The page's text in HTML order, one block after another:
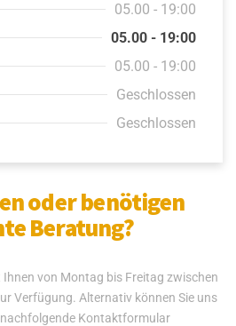
05.00 - 19:00
05.00 - 19:00
05.00 - 19:00
Geschlossen
Geschlossen
oder benötigen
Beratung?
von Montag bis Freitag zwischen
Verfügung. Alternativ können Sie uns
Kontaktformular